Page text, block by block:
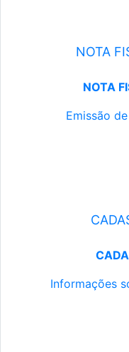
NOTA
NOTA
Emissão
Informações